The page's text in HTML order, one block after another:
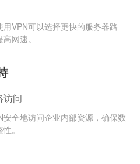
VPN可以选择更快的服务器路
网速。
访问
安全地访问企业内部资源，确保数
。